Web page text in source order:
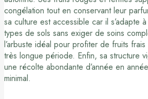
congélation tout en conservant leur
sa culture est accessible car il s’adapte
types de sols sans exiger de soins
l’arbuste idéal pour profiter de fruits
très longue période. Enfin, sa structure
une récolte abondante d’année en
minimal.